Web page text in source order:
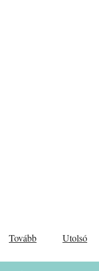
Tovább Utolsó